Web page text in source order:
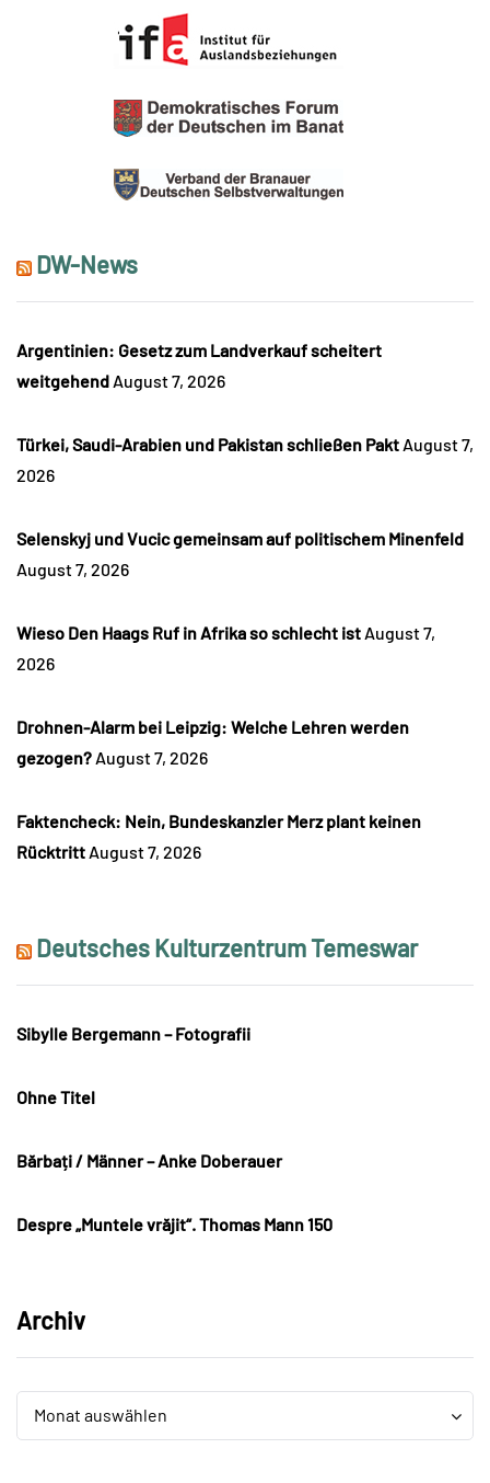
DW-News
Argentinien: Gesetz zum Landverkauf scheitert
weitgehend August 7, 2026
Türkei, Saudi-Arabien und Pakistan schließen Pakt August 7,
2026
Selenskyj und Vucic gemeinsam auf politischem Minenfeld
August 7, 2026
Wieso Den Haags Ruf in Afrika so schlecht ist August 7,
2026
Drohnen-Alarm bei Leipzig: Welche Lehren werden
gezogen? August 7, 2026
Faktencheck: Nein, Bundeskanzler Merz plant keinen
Rücktritt August 7, 2026
Deutsches Kulturzentrum Temeswar
Sibylle Bergemann – Fotografii
Ohne Titel
Bărbați / Männer – Anke Doberauer
Despre „Muntele vrăjit“. Thomas Mann 150
Archiv
Archiv
Monat auswählen
Archiv